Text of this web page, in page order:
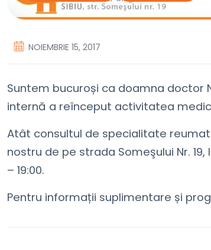
NOIEMBRIE 15, 2017
Suntem bucuroși ca doamna doctor
internă a reînceput activitatea
Atât consultul de specialitate
nostru de pe strada Someşului Nr. 19,
– 19:00.
Pentru informații suplimentare și